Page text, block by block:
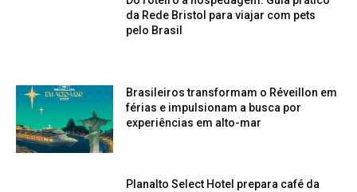
da Rede Bristol para viajar com pets
pelo Brasil
Brasileiros transformam o Réveillon em
férias e impulsionam a busca por
experiências em alto-mar
Planalto Select Hotel prepara café da